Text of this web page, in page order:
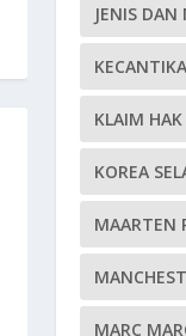
JENIS
KLAIM
KOREA
MAARTEN
MARC